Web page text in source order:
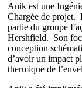
Anik est une
Chargée de projet.
partie du groupe
Hershfield. Son
conception
d’avoir un impact
thermique de